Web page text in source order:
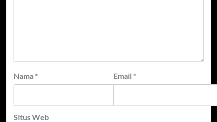
Nama * Email *
Situs Web